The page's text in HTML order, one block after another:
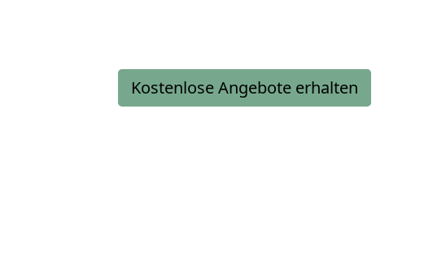
Kostenlose Angebote erhalten